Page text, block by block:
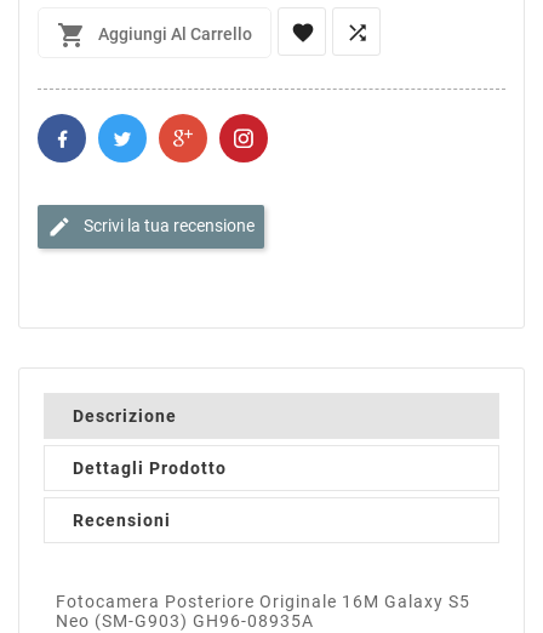
 Aggiungi Al Carrello  
edit Scrivi la tua recensione
Descrizione
Dettagli Prodotto
Recensioni
Fotocamera Posteriore Originale 16M Galaxy S5
Neo (SM-G903) GH96-08935A